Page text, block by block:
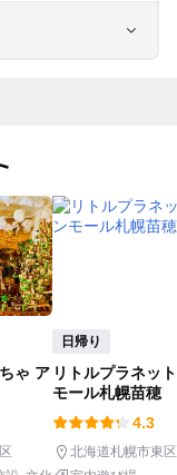
フラワーパー
ュー
ゃ ア
日帰り
リトルプラネッ
モール札幌苗穂
4.3
北海道札幌市東区